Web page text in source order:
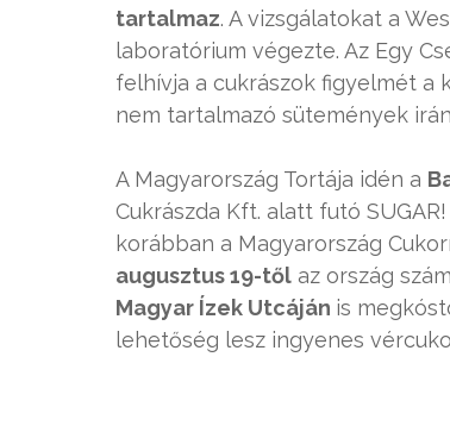
tartalmaz. A vizsgálatokat a
laboratórium végezte. Az Egy
felhívja a cukrászok figyelmét
nem tartalmazó sütemények
A Magyarország Tortája idén a
Cukrászda Kft. alatt futó
korábban a Magyarország
augusztus 19-től az ország
Magyar Ízek Utcáján is
lehetőség lesz ingyenes